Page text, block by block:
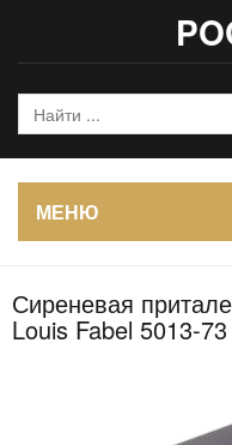
МЕНЮ
Сиреневая
Louis Fabel 5013-73